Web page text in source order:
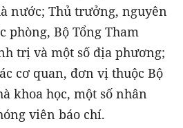
nước; Thủ trưởng, nguyên
phòng, Bộ Tổng Tham
trị và một số địa phương;
cơ quan, đơn vị thuộc Bộ
khoa học, một số nhân
viên báo chí.